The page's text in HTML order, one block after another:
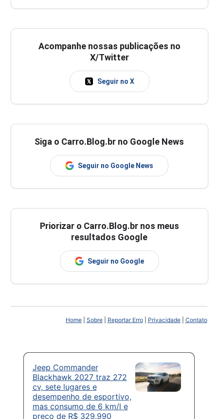
Acompanhe nossas publicações no
X/Twitter
Seguir no X
Siga o Carro.Blog.br no Google News
Seguir no Google News
Priorizar o Carro.Blog.br nos meus
resultados Google
Seguir no Google
Home| Sobre| Reportar Erro| Privacidade| Contato
Jeep Commander
Blackhawk 2027 traz 272
cv, sete lugares e
desempenho de esportivo,
mas consumo de 6 km/l e
preço de R$ 329.990